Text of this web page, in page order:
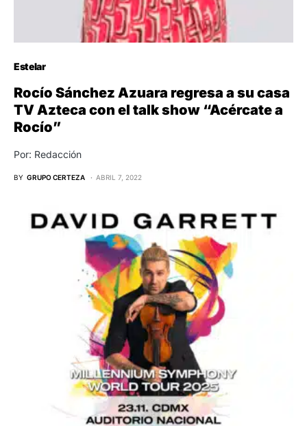
Estelar
Rocío Sánchez Azuara regresa a su casa
TV Azteca con el talk show “Acércate a
Rocío”
Por: Redacción
BY GRUPO CERTEZA ABRIL 7, 2022